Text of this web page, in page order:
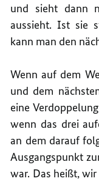
und sieht dann
aussieht. Ist sie
kann man den
Wenn auf dem
und dem
eine
wenn das drei
an dem darauf
Ausgangspunkt
war. Das heißt,